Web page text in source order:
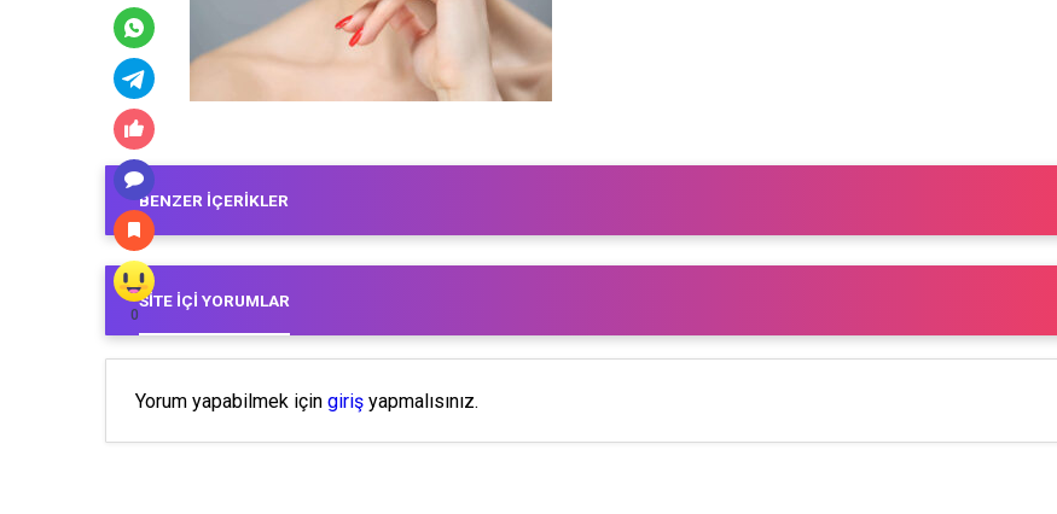
0
BENZER İÇERIKLER
SITE İÇI YORUMLAR
Yorum yapabilmek için giriş yapmalısınız.